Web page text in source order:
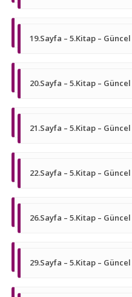
19.Sayfa – 5.Kitap –
20.Sayfa – 5.Kitap –
21.Sayfa – 5.Kitap –
22.Sayfa – 5.Kitap –
26.Sayfa – 5.Kitap –
29.Sayfa – 5.Kitap –